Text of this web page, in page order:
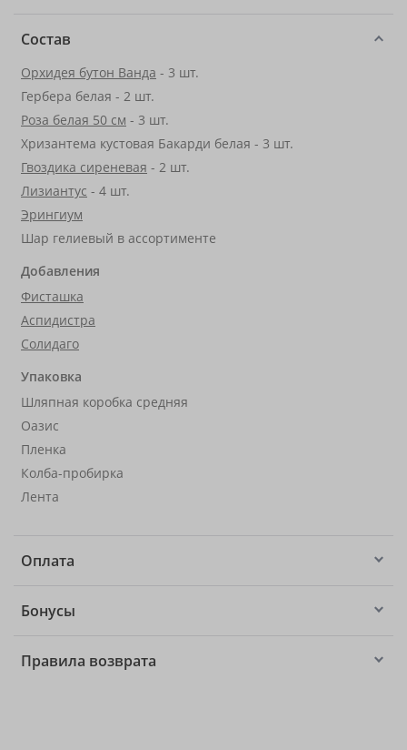
Состав
Орхидея бутон Ванда - 3 шт.
Гербера белая - 2 шт.
Роза белая 50 см - 3 шт.
Хризантема кустовая Бакарди белая - 3 шт.
Гвоздика сиреневая - 2 шт.
Лизиантус - 4 шт.
Эрингиум
Шар гелиевый в ассортименте
Добавления
Фисташка
Аспидистра
Солидаго
Упаковка
Шляпная коробка средняя
Оазис
Пленка
Колба-пробирка
Лента
Оплата
Бонусы
Правила возврата